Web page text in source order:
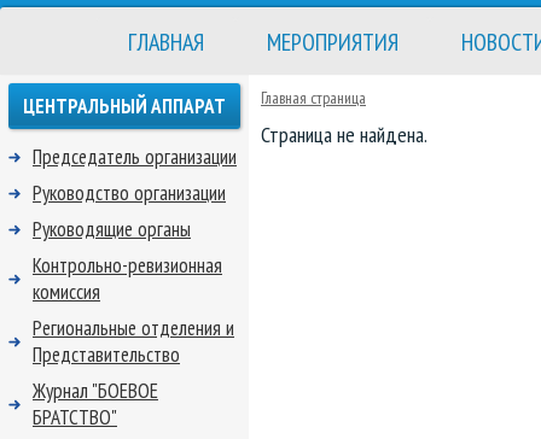
ГЛАВНАЯ МЕРОПРИЯТИЯ
Главная страница
Страница не найдена.
ЦЕНТРАЛЬНЫЙ АППАРАТ
Председатель организации
Руководство организации
Руководящие органы
Контрольно-ревизионная
комиссия
Региональные отделения и
Представительство
Журнал "БОЕВОЕ
БРАТСТВО"